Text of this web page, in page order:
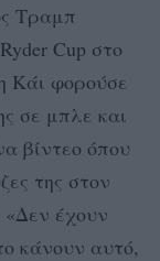
Τραμπ
Cup στο
Kάι φορούσε
σε μπλε και
βίντεο όπου
της στον
έχουν
κάνουν αυτό,